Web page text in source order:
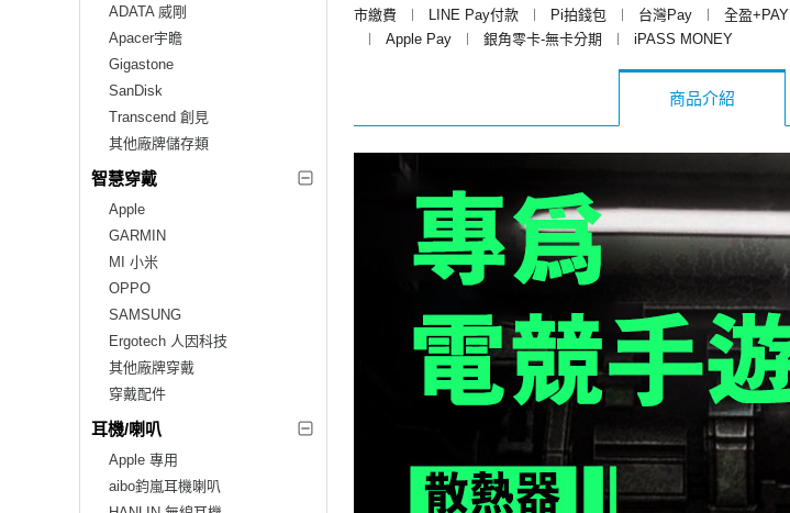
ADATA 威剛
Apacer宇瞻
Gigastone
SanDisk
Transcend 創見
其他廠牌儲存類
智慧穿戴
Apple
GARMIN
MI 小米
OPPO
SAMSUNG
Ergotech 人因科技
其他廠牌穿戴
穿戴配件
耳機/喇叭
Apple 專用
aibo鈞嵐耳機喇叭
市繳費
︱ LINE Pay付款 ︱ Pi拍錢包 ︱ 台灣Pay ︱ 全盈+PAY
︱
Apple Pay ︱ 銀角零卡-無卡分期 ︱ iPASS MONEY
商品介紹